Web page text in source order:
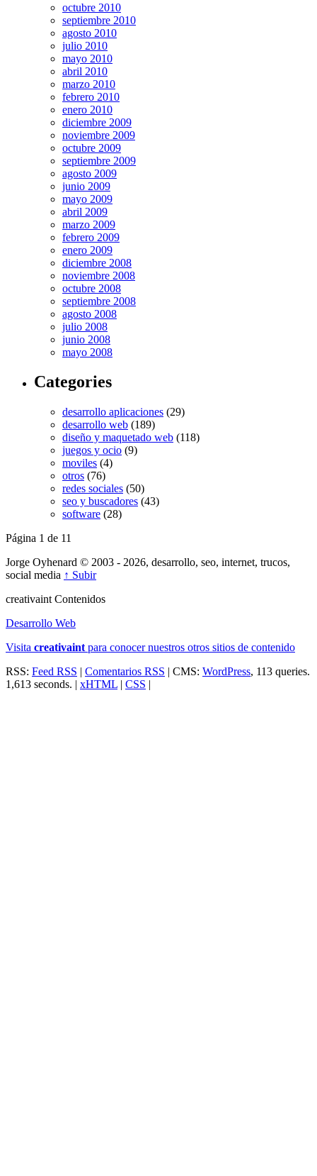
octubre 2010
septiembre 2010
agosto 2010
julio 2010
mayo 2010
abril 2010
marzo 2010
febrero 2010
enero 2010
diciembre 2009
noviembre 2009
octubre 2009
septiembre 2009
agosto 2009
junio 2009
mayo 2009
abril 2009
marzo 2009
febrero 2009
enero 2009
diciembre 2008
noviembre 2008
octubre 2008
septiembre 2008
agosto 2008
julio 2008
junio 2008
mayo 2008
Categories
desarrollo aplicaciones (29)
desarrollo web (189)
diseño y maquetado web (118)
juegos y ocio (9)
moviles (4)
otros (76)
redes sociales (50)
seo y buscadores (43)
software (28)
Página 1 de 11
Jorge Oyhenard © 2003 - 2026, desarrollo, seo, internet, trucos,
social media ↑ Subir
creativaint Contenidos
Desarrollo Web
Visita creativaint para conocer nuestros otros sitios de contenido
RSS: Feed RSS | Comentarios RSS | CMS: WordPress, 113 queries.
1,613 seconds. | xHTML | CSS |